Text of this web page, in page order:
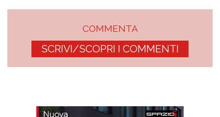
COMMENTA
SCRIVI/SCOPRI I COMMENTI